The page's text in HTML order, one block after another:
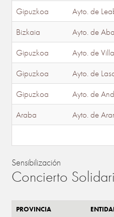
Gipuzkoa
Ayto. de
Bizkaia
Ayto. de
Gipuzkoa
Ayto. de
Gipuzkoa
Ayto. de
Gipuzkoa
Ayto. de
Araba
Ayto. de
Sensibilización
Concierto
PROVINCIA